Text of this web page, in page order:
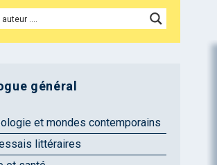
général
et mondes contemporains
littéraires